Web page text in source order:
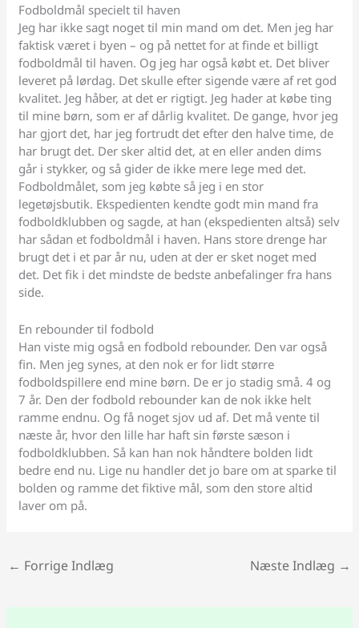
Fodboldmål specielt til haven
Jeg har ikke sagt noget til min mand om det. Men jeg har
faktisk været i byen – og på nettet for at finde et billigt
fodboldmål til haven. Og jeg har også købt et. Det bliver
leveret på lørdag. Det skulle efter sigende være af ret god
kvalitet. Jeg håber, at det er rigtigt. Jeg hader at købe ting
til mine børn, som er af dårlig kvalitet. De gange, hvor jeg
har gjort det, har jeg fortrudt det efter den halve time, de
har brugt det. Der sker altid det, at en eller anden dims
går i stykker, og så gider de ikke mere lege med det.
Fodboldmålet, som jeg købte så jeg i en stor
legetøjsbutik. Ekspedienten kendte godt min mand fra
fodboldklubben og sagde, at han (ekspedienten altså) selv
har sådan et fodboldmål i haven. Hans store drenge har
brugt det i et par år nu, uden at der er sket noget med
det. Det fik i det mindste de bedste anbefalinger fra hans
side.
En rebounder til fodbold
Han viste mig også en fodbold rebounder. Den var også
fin. Men jeg synes, at den nok er for lidt større
fodboldspillere end mine børn. De er jo stadig små. 4 og
7 år. Den der fodbold rebounder kan de nok ikke helt
ramme endnu. Og få noget sjov ud af. Det må vente til
næste år, hvor den lille har haft sin første sæson i
fodboldklubben. Så kan han nok håndtere bolden lidt
bedre end nu. Lige nu handler det jo bare om at sparke til
bolden og ramme det fiktive mål, som den store altid
laver om på.
← Forrige Indlæg Næste Indlæg →